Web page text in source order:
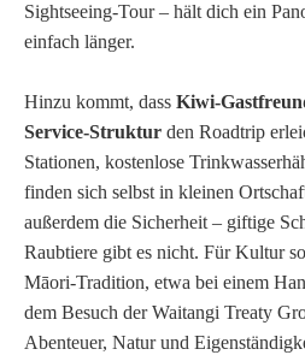
Sightseeing-Tour – hält dich ein
einfach länger.
Hinzu kommt, dass Kiwi-
Service-Struktur den Roadtrip
Stationen, kostenlose
finden sich selbst in kleinen
außerdem die Sicherheit – giftige
Raubtiere gibt es nicht. Für Kultur
Māori-Tradition, etwa bei einem
dem Besuch der Waitangi Treaty
Abenteuer, Natur und